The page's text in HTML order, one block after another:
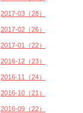
2017-03（28）
2017-02（26）
2017-01（22）
2016-12（23）
2016-11（24）
2016-10（21）
2016-09（22）